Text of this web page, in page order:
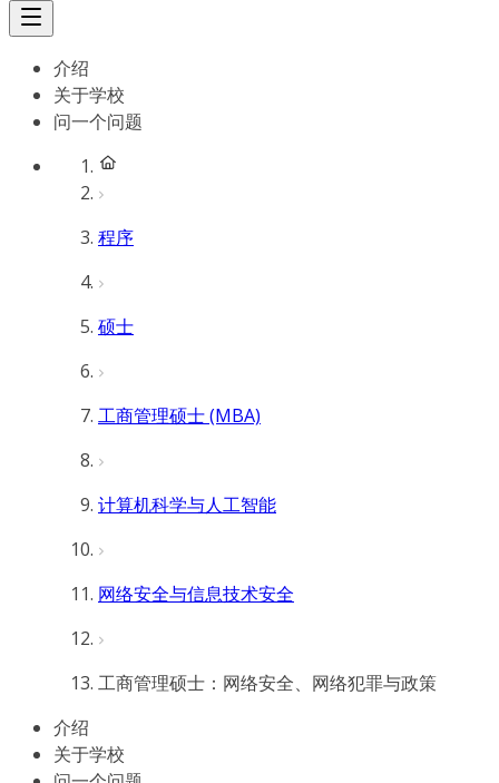
介绍
关于学校
问一个问题
程序
硕士
工商管理硕士 (MBA)
计算机科学与人工智能
网络安全与信息技术安全
工商管理硕士：网络安全、网络犯罪与政策
介绍
关于学校